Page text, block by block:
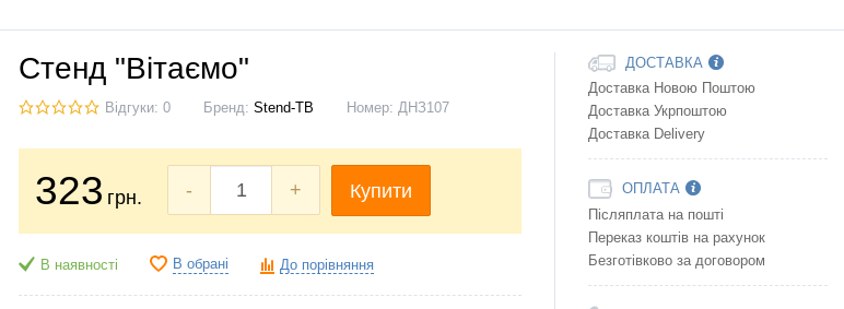
Стенд "Вітаємо"
Відгуки: 0 Бренд: Stend-TB Номер: ДНЗ107
323 грн. - + Купити
В наявності В обрані До порівняння
ДОСТАВКА
Доставка Новою Поштою
Доставка Укрпоштою
Доставка Delivery
ОПЛАТА
Післяплата на пошті
Переказ коштів на рахунок
Безготівково за договором